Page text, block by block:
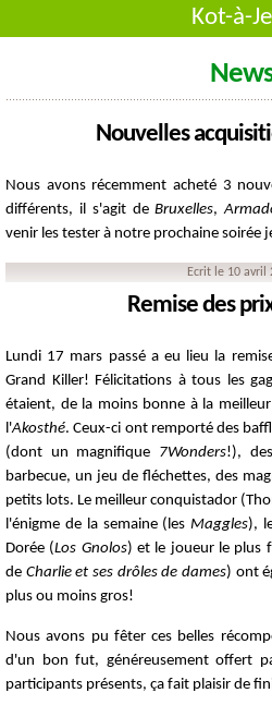
Kot-à-
Nouvelles
Nous avons récemment acheté 3
différents, il s'agit deBruxelles,
venir les tester à notre prochaine soirée
Ecrit le 10 avril
Remise des
Lundi 17 mars passé a eu lieu la
Grand Killer! Félicitations à tous les
étaient, de la moins bonne à la
l'Akosthé. Ceux-ci ont remporté des
(dont un magnifique 7Wonders!),
barbecue, un jeu de fléchettes, des
petits lots. Le meilleur conquistador
l'énigme de la semaine (lesMaggles),
Dorée (Los Gnolos) et le joueur le plus
de Charlie et ses drôles de dames) ont
plus ou moins gros!
Nous avons pu fêter ces belles
d'un bon fut, généreusement offert
participants présents, ça fait plaisir de